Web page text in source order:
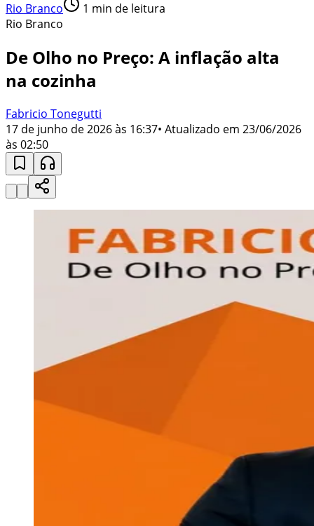
Rio Branco 1 min de leitura
Rio Branco
De Olho no Preço: A inflação alta
na cozinha
Fabricio Tonegutti
17 de junho de 2026 às 16:37• Atualizado em 23/06/2026
às 02:50